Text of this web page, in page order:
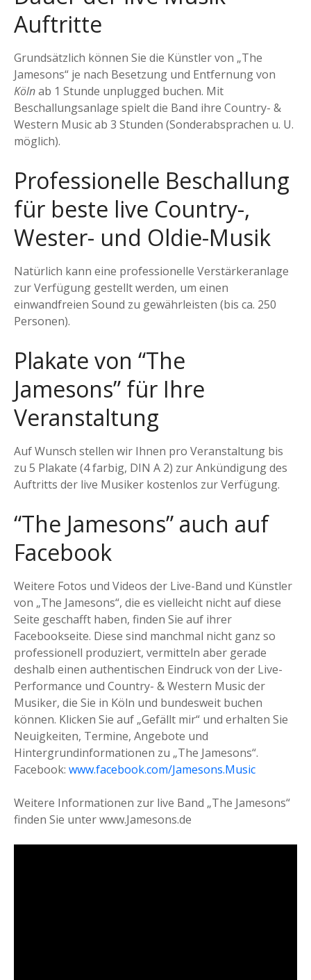
Auftritte
Grundsätzlich können Sie die Künstler von „The
Jamesons“ je nach Besetzung und Entfernung von
Kölnab 1 Stunde unplugged buchen. Mit
Beschallungsanlage spielt die Band ihre Country- &
Western Music ab 3 Stunden (Sonderabsprachen u. U.
möglich).
Professionelle Beschallung
für beste live Country-,
Wester- und Oldie-Musik
Natürlich kann eine professionelle Verstärkeranlage
zur Verfügung gestellt werden, um einen
einwandfreien Sound zu gewährleisten (bis ca. 250
Personen).
Plakate von “The
Jamesons” für Ihre
Veranstaltung
Auf Wunsch stellen wir Ihnen pro Veranstaltung bis
zu 5 Plakate (4 farbig, DIN A 2) zur Ankündigung des
Auftritts der live Musiker kostenlos zur Verfügung.
“The Jamesons” auch auf
Facebook
Weitere Fotos und Videos der Live-Band und Künstler
von „The Jamesons“, die es vielleicht nicht auf diese
Seite geschafft haben, finden Sie auf ihrer
Facebookseite. Diese sind manchmal nicht ganz so
professionell produziert, vermitteln aber gerade
deshalb einen authentischen Eindruck von der Live-
Performance und Country- & Western Music der
Musiker, die Sie in Köln und bundesweit buchen
können. Klicken Sie auf „Gefällt mir“ und erhalten Sie
Neuigkeiten, Termine, Angebote und
Hintergrundinformationen zu „The Jamesons“.
Facebook: www.facebook.com/Jamesons.Music
Weitere Informationen zur live Band „The Jamesons“
finden Sie unter www.Jamesons.de